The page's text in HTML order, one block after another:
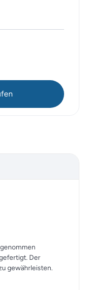
Der
gewährleisten.